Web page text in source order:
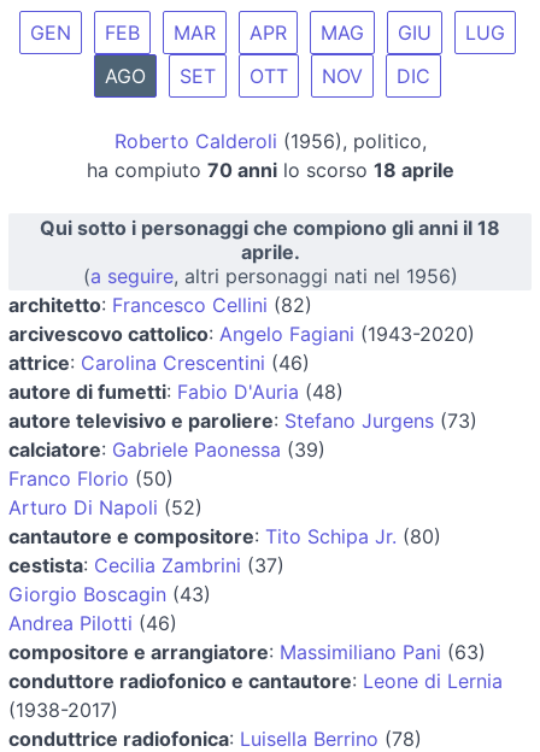
GEN FEB MAR APR MAG GIU
LUG
AGO
SET OTT NOV DIC
Roberto Calderoli (1956), politico,
ha compiuto 70 annilo scorso 18 aprile
Qui sotto i personaggi che compiono gli anni il 18
aprile.
(a seguire, altri personaggi nati nel 1956)
architetto: Francesco Cellini (82)
arcivescovo cattolico: Angelo Fagiani (1943-2020)
attrice: Carolina Crescentini (46)
autore di fumetti: Fabio D'Auria (48)
autore televisivo e paroliere: Stefano Jurgens (73)
calciatore: Gabriele Paonessa (39)
Franco Florio (50)
Arturo Di Napoli (52)
cantautore e compositore: Tito Schipa Jr. (80)
cestista: Cecilia Zambrini (37)
Giorgio Boscagin (43)
Andrea Pilotti (46)
compositore e arrangiatore: Massimiliano Pani (63)
conduttore radiofonico e cantautore: Leone di Lernia
(1938-2017)
conduttrice radiofonica: Luisella Berrino (78)